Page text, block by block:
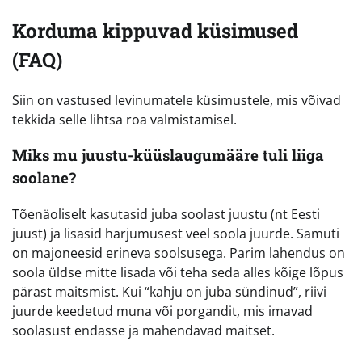
Korduma kippuvad küsimused
(FAQ)
Siin on vastused levinumatele küsimustele, mis võivad
tekkida selle lihtsa roa valmistamisel.
Miks mu juustu-küüslaugumääre tuli liiga
soolane?
Tõenäoliselt kasutasid juba soolast juustu (nt Eesti
juust) ja lisasid harjumusest veel soola juurde. Samuti
on majoneesid erineva soolsusega. Parim lahendus on
soola üldse mitte lisada või teha seda alles kõige lõpus
pärast maitsmist. Kui “kahju on juba sündinud”, riivi
juurde keedetud muna või porgandit, mis imavad
soolasust endasse ja mahendavad maitset.